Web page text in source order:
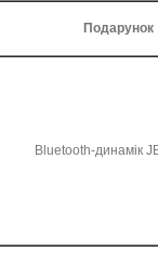
Подарунок
Bluetooth-динамік